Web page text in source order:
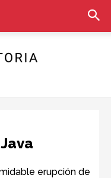
erupción de